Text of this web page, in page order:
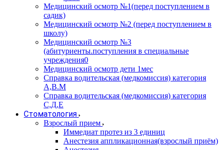
Медицинский осмотр №1(перед поступлением в
садик)
Медицинский осмотр №2 (перед поступлением в
школу)
Медицинский осмотр №3
(абитуриенты.поступления в специальные
учреждения0
Медицинский осмотр дети 1мес
Справка водительская (медкомиссия) категория
А,В.М
Справка водительская (медкомиссия) категория
С,Д,Е
Стоматология
Взрослый прием
Иммедиат протез из 3 единиц
Анестезия аппликационная(взрослый приём)